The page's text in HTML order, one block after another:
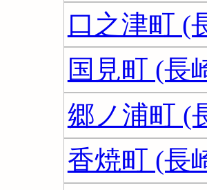
口之津町 (
国見町 (長
郷ノ浦町 (
香焼町 (長